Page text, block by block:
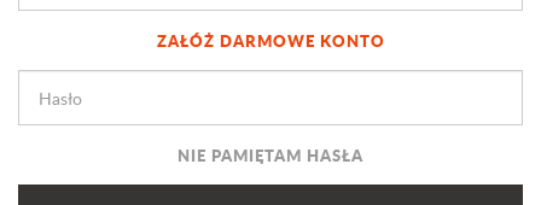
ZAŁÓŻ DARMOWE KONTO
NIE PAMIĘTAM HASŁA